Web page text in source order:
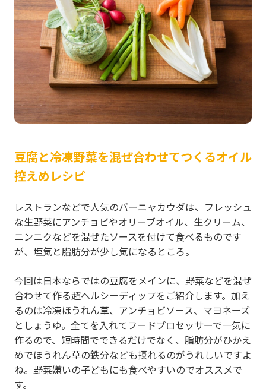
豆腐と冷凍野菜を混ぜ合わせてつくるオイル
控えめレシピ
レストランなどで人気のバーニャカウダは、フレッシュ
な生野菜にアンチョビやオリーブオイル、生クリーム、
ニンニクなどを混ぜたソースを付けて食べるものです
が、塩気と脂肪分が少し気になるところ。
今回は日本ならではの豆腐をメインに、野菜などを混ぜ
合わせて作る超ヘルシーディップをご紹介します。加え
るのは冷凍ほうれん草、アンチョビソース、マヨネーズ
としょうゆ。全てを入れてフードプロセッサーで一気に
作るので、短時間でできるだけでなく、脂肪分がひかえ
めでほうれん草の鉄分なども摂れるのがうれしいですよ
ね。野菜嫌いの子どもにも食べやすいのでオススメで
す。